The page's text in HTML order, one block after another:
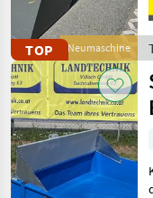
TOP Neumaschine